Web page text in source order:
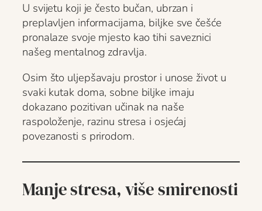
U svijetu koji je često bučan, ubrzan i
preplavljen informacijama, biljke sve češće
pronalaze svoje mjesto kao tihi saveznici
našeg mentalnog zdravlja.
Osim što uljepšavaju prostor i unose život u
svaki kutak doma, sobne biljke imaju
dokazano pozitivan učinak na naše
raspoloženje, razinu stresa i osjećaj
povezanosti s prirodom.
Manje stresa, više smirenosti